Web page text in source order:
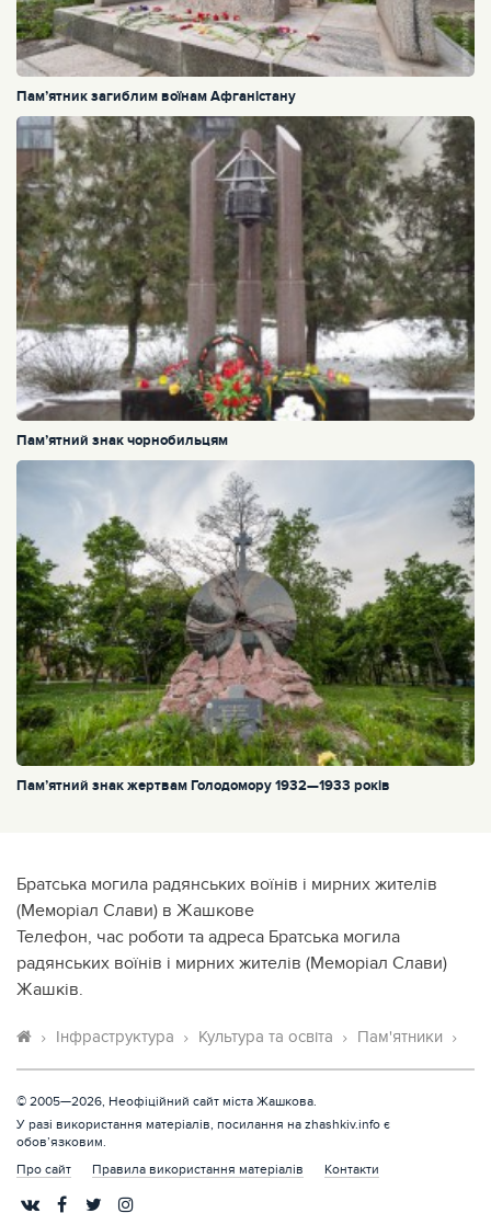
Пам’ятник загиблим воїнам Афганістану
Пам’ятний знак чорнобильцям
Пам’ятний знак жертвам Голодомору 1932—1933 років
Братська могила радянських воїнів і мирних жителів
(Меморіал Слави) в Жашкове
Телефон, час роботи та адреса Братська могила
радянських воїнів і мирних жителів (Меморіал Слави)
Жашків.
Інфраструктура Культура та освіта Пам'ятники
© 2005—2026, Неофіційний сайт міста Жашкова.
У разі використання матеріалів, посилання на zhashkiv.info є
обов’язковим.
Про сайт
Правила використання матеріалів Контакти